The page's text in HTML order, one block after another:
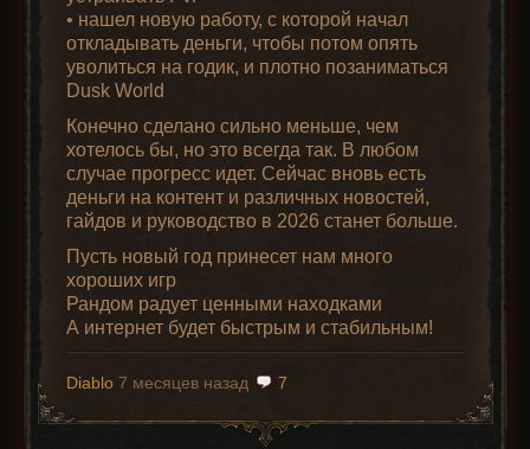
Мечи Топоры Луки АрбалетыКинжалы
Древковое
оружие
СкипетрыКопьяПосохиМетательное
оружие
• нашел новую работу, с которой начал
откладывать деньги, чтобы потом опять
уволиться на годик, и плотно позаниматься
Dusk World
Конечно сделано сильно меньше, чем
хотелось бы, но это всегда так. В любом
случае прогресс идет. Сейчас вновь есть
деньги на контент и различных новостей,
гайдов и руководство в 2026 станет больше.
Пусть новый год принесет нам много
хороших игр
Рандом радует ценными находками
А интернет будет быстрым и стабильным!
Diablo 7 месяцев назад 7